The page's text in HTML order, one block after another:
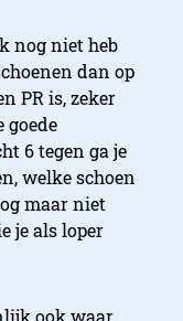
nog niet heb
dan op
PR is, zeker
goede
6 tegen ga je
welke schoen
maar niet
je als loper
ook waar